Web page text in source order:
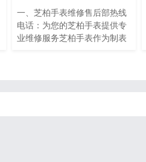
一、芝柏手表维修售后部热线
电话：为您的芝柏手表提供专
业维修服务芝柏手表作为制表